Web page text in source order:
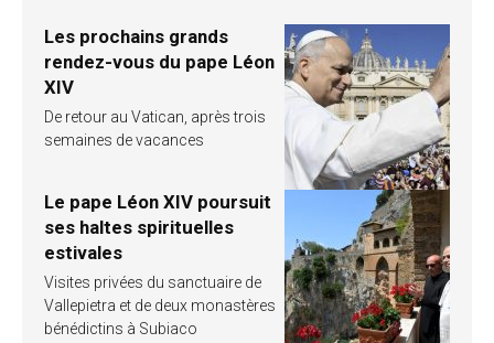
Les prochains grands
rendez-vous du pape Léon
XIV
De retour au Vatican, après trois
semaines de vacances
Le pape Léon XIV poursuit
ses haltes spirituelles
estivales
Visites privées du sanctuaire de
Vallepietra et de deux monastères
bénédictins à Subiaco